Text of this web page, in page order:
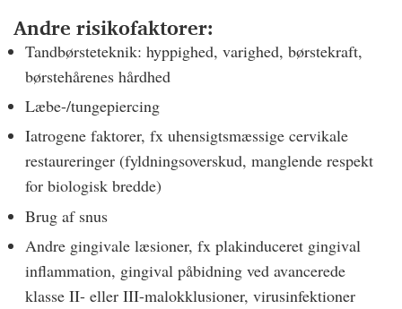
Andre risikofaktorer:
Tandbørsteteknik: hyppighed, varighed, børstekraft,
børstehårenes hårdhed
Læbe-/tungepiercing
Iatrogene faktorer, fx uhensigtsmæssige cervikale
restaureringer (fyldningsoverskud, manglende respekt
for biologisk bredde)
Brug af snus
Andre gingivale læsioner, fx plakinduceret gingival
inflammation, gingival påbidning ved avancerede
klasse II- eller III-malokklusioner, virusinfektioner